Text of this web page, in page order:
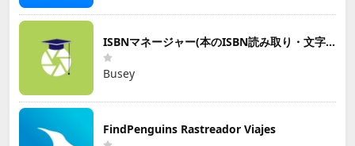
ISBNマネージャー(本のISBN読み取り・文字認識)
Busey
FindPenguins Rastreador Viajes